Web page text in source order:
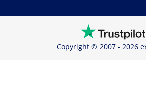
Copyright © 2007 - 2026